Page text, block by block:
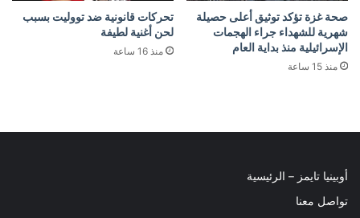
صحة غزة تؤكد توثيق أعلى حصيلة
شهرية للشهداء جراء الهجمات
الإسرائيلية منذ بداية العام
منذ 15 ساعة
تحركات قانونية ضد تووليت بسبب
لحن أغنية لطيفة
منذ 16 ساعة
أوبينيا تايمز – الرئيسية
تواصل معنا